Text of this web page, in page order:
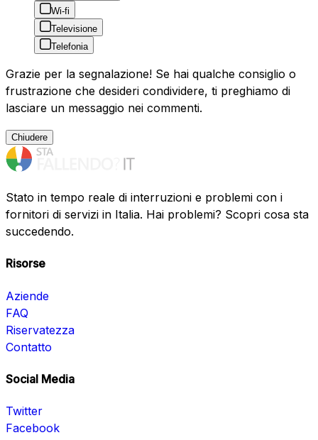
Wi-fi
Televisione
Telefonia
Grazie per la segnalazione! Se hai qualche consiglio o
frustrazione che desideri condividere, ti preghiamo di
lasciare un messaggio nei commenti.
Chiudere
Stato in tempo reale di interruzioni e problemi con i
fornitori di servizi in Italia. Hai problemi? Scopri cosa sta
succedendo.
Risorse
Aziende
FAQ
Riservatezza
Contatto
Social Media
Twitter
Facebook